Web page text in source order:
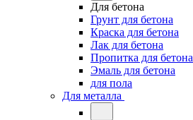
Для бетона
Грунт для бетона
Краска для бетона
Лак для бетона
Пропитка для бетона
Эмаль для бетона
для пола
Для металла